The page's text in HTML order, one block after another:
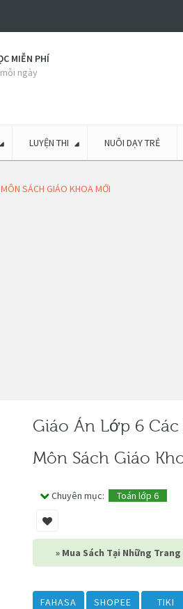
MIỄN PHÍ
ngày
LUYỆN THI NUÔI DẠY TRẺ
SÁCH GIÁO KHOA MỚI
Giáo Án Lớp 6
Môn Sách Giáo
Chuyên mục: Toán lớp 6
» Mua Sách Tại Những
FAHASA SHOPEE TIKI